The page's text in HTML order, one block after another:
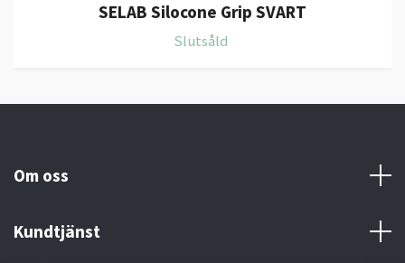
SELAB Silocone Grip SVART
Slutsåld
Om oss
Kundtjänst